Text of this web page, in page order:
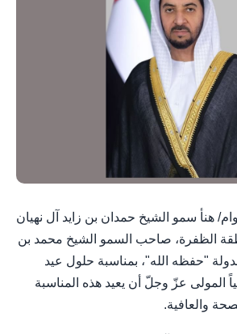
26 مايو/ وام/ هنأ سمو الشيخ حمدان بن زايد آل نهيان
الظفرة، صاحب السمو الشيخ محمد بن
"حفظه الله"، بمناسبة حلول عيد
المولى عزّ وجلّ أن يعيد هذه المناسبة
والعافية.